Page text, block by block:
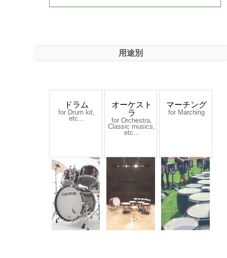
用途別
ドラム
for Drum kit,
etc...
オーケスト
ラ
for Orchestra,
Classic musics,
etc...
マーチング
for Marching